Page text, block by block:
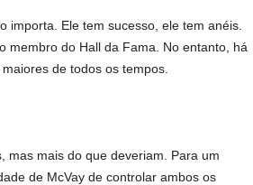
importa. Ele tem sucesso, ele tem anéis.
membro do Hall da Fama. No entanto, há
de todos os tempos.
mas mais do que deveriam. Para um
de McVay de controlar ambos os